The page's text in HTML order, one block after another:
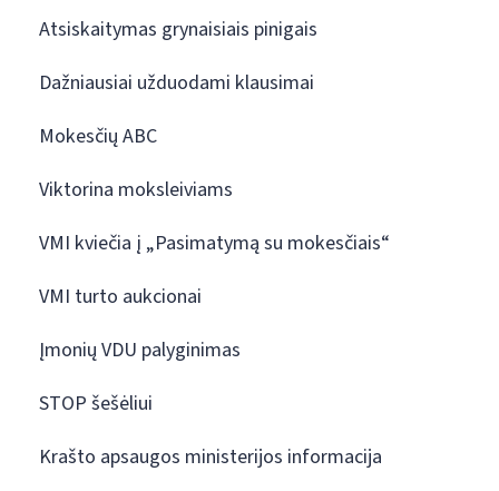
Atsiskaitymas grynaisiais pinigais
Dažniausiai užduodami klausimai
Mokesčių ABC
Viktorina moksleiviams
VMI kviečia į „Pasimatymą su mokesčiais“
VMI turto aukcionai
Įmonių VDU palyginimas
STOP šešėliui
Krašto apsaugos ministerijos informacija